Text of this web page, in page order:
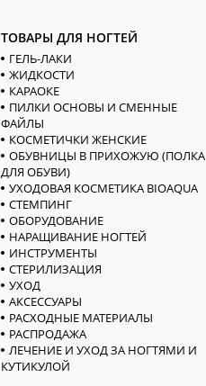
ТОВАРЫ ДЛЯ НОГТЕЙ
ГЕЛЬ-ЛАКИ
ЖИДКОСТИ
КАРАОКЕ
ПИЛКИ ОСНОВЫ И СМЕННЫЕ
ФАЙЛЫ
КОСМЕТИЧКИ ЖЕНСКИЕ
ОБУВНИЦЫ В ПРИХОЖУЮ (ПОЛКА
ДЛЯ ОБУВИ)
УХОДОВАЯ КОСМЕТИКА BIOAQUA
СТЕМПИНГ
ОБОРУДОВАНИЕ
НАРАЩИВАНИЕ НОГТЕЙ
ИНСТРУМЕНТЫ
СТЕРИЛИЗАЦИЯ
УХОД
АКСЕССУАРЫ
РАСХОДНЫЕ МАТЕРИАЛЫ
РАСПРОДАЖА
ЛЕЧЕНИЕ И УХОД ЗА НОГТЯМИ И
КУТИКУЛОЙ